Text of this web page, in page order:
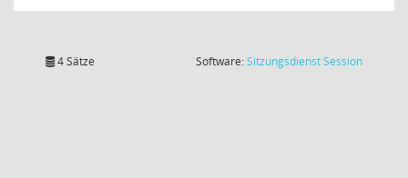
4 Sätze Software:SitzungsdienstSession(Wird in